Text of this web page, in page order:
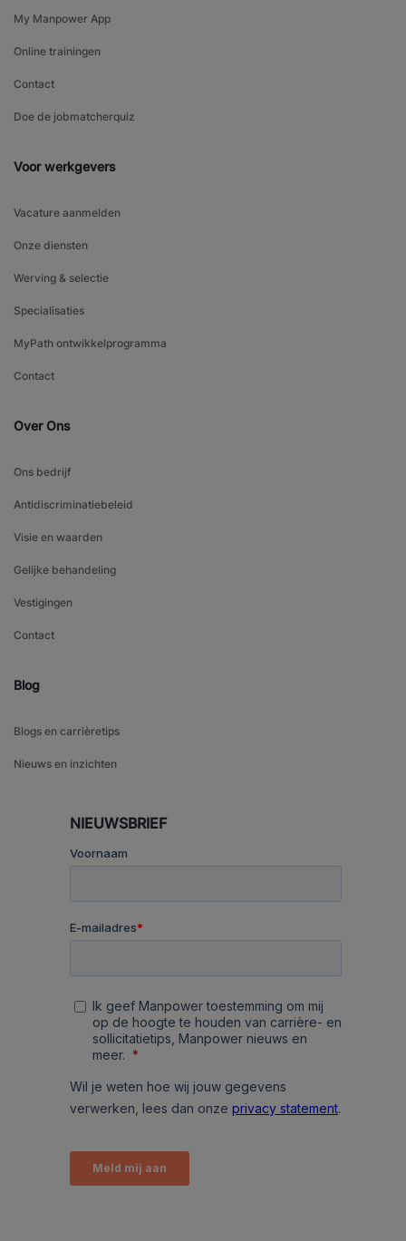
My Manpower App
Online trainingen
Contact
Doe de jobmatcherquiz
Voor werkgevers
Vacature aanmelden
Onze diensten
Werving & selectie
Specialisaties
MyPath ontwikkelprogramma
Contact
Over Ons
Ons bedrijf
Antidiscriminatiebeleid
Visie en waarden
Gelijke behandeling
Vestigingen
Contact
Blog
Blogs en carrièretips
Nieuws en inzichten
NIEUWSBRIEF